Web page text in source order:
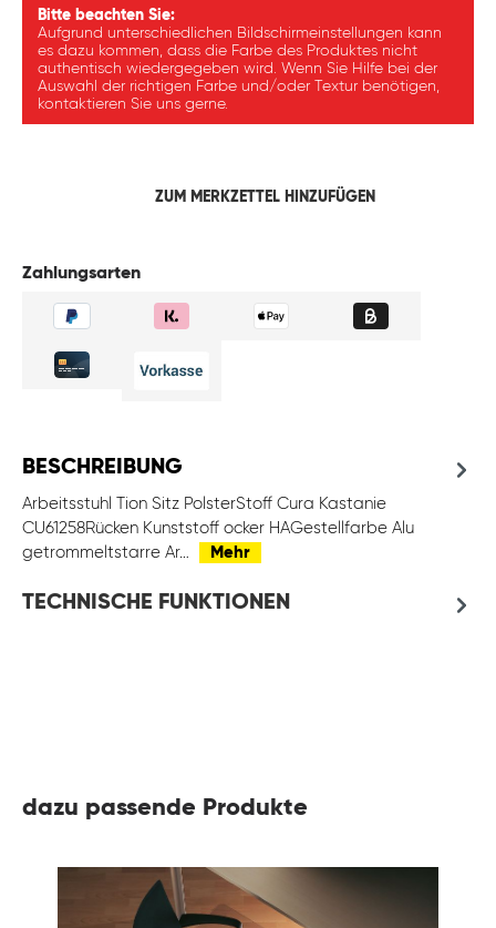
Bitte beachten Sie:
Aufgrund unterschiedlichen Bildschirmeinstellungen kann
es dazu kommen, dass die Farbe des Produktes nicht
authentisch wiedergegeben wird. Wenn Sie Hilfe bei der
Auswahl der richtigen Farbe und/oder Textur benötigen,
kontaktieren Sie uns gerne.
ZUM MERKZETTEL HINZUFÜGEN
Zahlungsarten
BESCHREIBUNG
Arbeitsstuhl Tion Sitz PolsterStoff Cura Kastanie
CU61258Rücken Kunststoff ocker HAGestellfarbe Alu
getrommeltstarre Ar…
Mehr
TECHNISCHE FUNKTIONEN
dazu passende Produkte